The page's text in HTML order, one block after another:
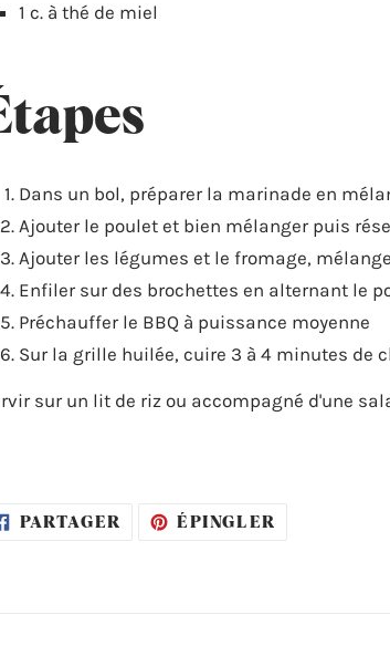
1 c. à thé de miel
Dans un bol, préparer la marinade en
Ajouter le poulet et bien mélanger puis
Ajouter les légumes et le fromage,
Enfiler sur des brochettes en alternant le
Préchauffer le BBQ à puissance moyenne
Sur la grille huilée, cuire 3 à 4 minutes de
sur un lit de riz ou accompagné d'une
PARTAGER PARTAGERÉPINGLER